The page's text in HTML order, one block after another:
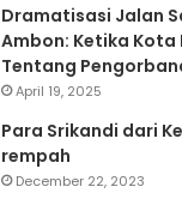
Dramatisasi Jalan
Ambon: Ketika Kota
Tentang
April 19, 2025
Para Srikandi dari
rempah
December 22, 2023